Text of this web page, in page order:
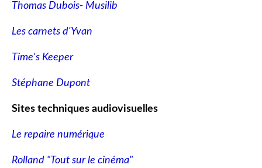
Thomas Dubois- Musilib
Les carnets d'Yvan
Time's Keeper
Stéphane Dupont
Sites techniques audiovisuelles
Le repaire numérique
Rolland "Tout sur le cinéma"